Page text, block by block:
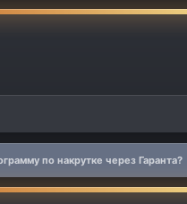
по накрутке через Гаранта?